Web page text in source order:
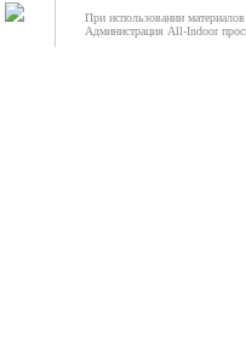
При использовании
Администрация All-Indoor